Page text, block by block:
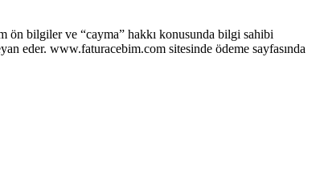
ön bilgiler ve “cayma” hakkı konusunda bilgi sahibi
eder. www.faturacebim.com sitesinde ödeme sayfasında